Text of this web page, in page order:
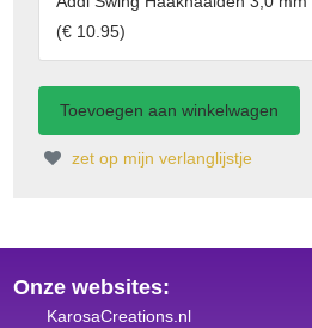
(€ 10.95)
zet op mijn verlanglijstje
Onze websites:
KarosaCreations.nl